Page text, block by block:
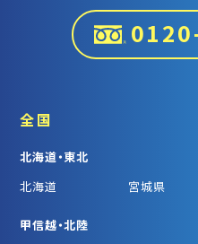
全国
北海道・東北
北海道
宮城県
甲信越・北陸